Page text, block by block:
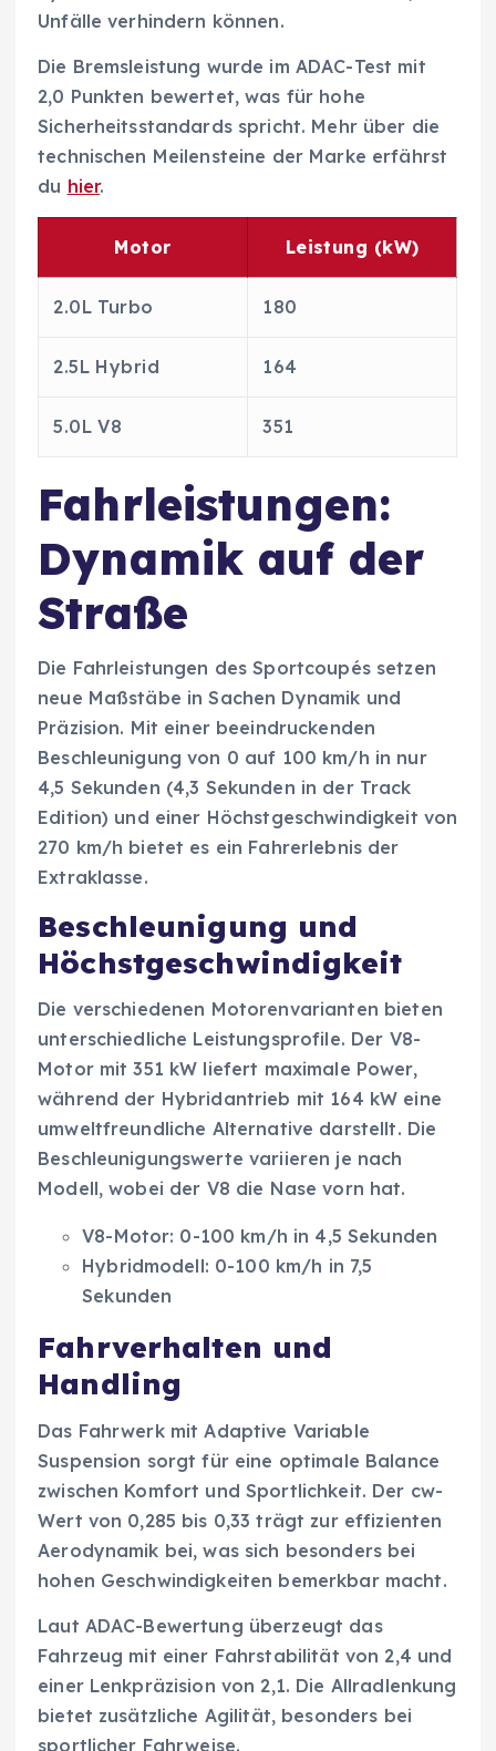
Unfälle verhindern können.
Die Bremsleistung wurde im ADAC-Test mit
2,0 Punkten bewertet, was für hohe
Sicherheitsstandards spricht. Mehr über die
technischen Meilensteine der Marke erfährst
du hier.
Motor Leistung (kW)
2.0L Turbo 180
2.5L Hybrid 164
5.0L V8 351
Fahrleistungen:
Dynamik auf der
Straße
Die Fahrleistungen des Sportcoupés setzen
neue Maßstäbe in Sachen Dynamik und
Präzision. Mit einer beeindruckenden
Beschleunigung von 0 auf 100 km/h in nur
4,5 Sekunden (4,3 Sekunden in der Track
Edition) und einer Höchstgeschwindigkeit von
270 km/h bietet es ein Fahrerlebnis der
Extraklasse.
Beschleunigung und
Höchstgeschwindigkeit
Die verschiedenen Motorenvarianten bieten
unterschiedliche Leistungsprofile. Der V8-
Motor mit 351 kW liefert maximale Power,
während der Hybridantrieb mit 164 kW eine
umweltfreundliche Alternative darstellt. Die
Beschleunigungswerte variieren je nach
Modell, wobei der V8 die Nase vorn hat.
V8-Motor: 0-100 km/h in 4,5 Sekunden
Hybridmodell: 0-100 km/h in 7,5
Sekunden
Fahrverhalten und
Handling
Das Fahrwerk mit Adaptive Variable
Suspension sorgt für eine optimale Balance
zwischen Komfort und Sportlichkeit. Der cw-
Wert von 0,285 bis 0,33 trägt zur effizienten
Aerodynamik bei, was sich besonders bei
hohen Geschwindigkeiten bemerkbar macht.
Laut ADAC-Bewertung überzeugt das
Fahrzeug mit einer Fahrstabilität von 2,4 und
einer Lenkpräzision von 2,1. Die Allradlenkung
bietet zusätzliche Agilität, besonders bei
sportlicher Fahrweise.